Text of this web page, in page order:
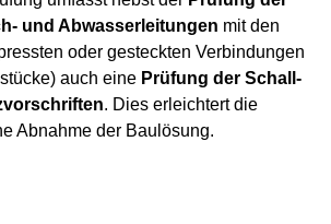
und Abwasserleitungen mit den
oder gesteckten Verbindungen
auch eine Prüfung der Schall-
. Dies erleichtert die
Abnahme der Baulösung.